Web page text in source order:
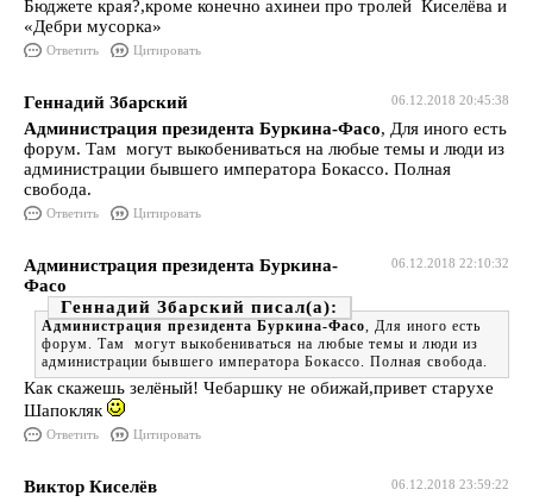
Бюджете края?,кроме конечно ахинеи про тролей Киселёва и
«Дебри мусорка»
Ответить Цитировать
06.12.2018 20:45:38
Геннадий Збарский
Администрация президента Буркина-Фасо, Для иного есть
форум. Там могут выкобениваться на любые темы и люди из
администрации бывшего императора Бокассо. Полная
свобода.
Ответить Цитировать
06.12.2018 22:10:32
Администрация президента Буркина-
Фасо
Геннадий Збарский
Администрация президента Буркина-Фасо, Для иного есть
форум. Там могут выкобениваться на любые темы и люди из
администрации бывшего императора Бокассо. Полная свобода.
Как скажешь зелёный! Чебаршку не обижай,привет старухе
Шапокляк
Ответить Цитировать
06.12.2018 23:59:22
Виктор Киселёв